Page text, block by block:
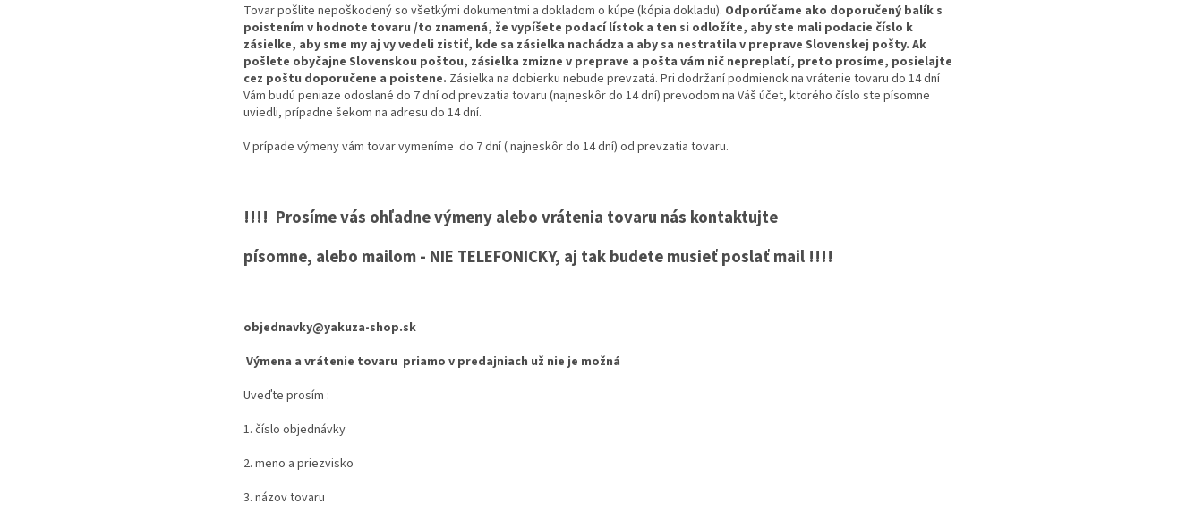
Tovar pošlite nepoškodený so všetkými dokumentmi a dokladom o kúpe (kópia dokladu). Odporúčame ako doporučený balík s
poistením v hodnote tovaru /to znamená, že vypíšete podací lístok a ten si odložíte, aby ste mali podacie číslo k
zásielke, aby sme my aj vy vedeli zistiť, kde sa zásielka nachádza a aby sa nestratila v preprave Slovenskej pošty. Ak
pošlete obyčajne Slovenskou poštou, zásielka zmizne v preprave a pošta vám nič nepreplatí, preto prosíme, posielajte
cez poštu doporučene a poistene. Zásielka na dobierku nebude prevzatá. Pri dodržaní podmienok na vrátenie tovaru do 14 dní
Vám budú peniaze odoslané do 7 dní od prevzatia tovaru (najneskôr do 14 dní) prevodom na Váš účet, ktorého číslo ste písomne
uviedli, prípadne šekom na adresu do 14 dní.
V prípade výmeny vám tovar vymeníme do 7 dní ( najneskôr do 14 dní) od prevzatia tovaru.
!!!! Prosíme vás ohľadne výmeny alebo vrátenia tovaru nás kontaktujte
písomne, alebo mailom - NIE TELEFONICKY, aj tak budete musieť poslať mail !!!!
objednavky@yakuza-shop.sk
Výmena a vrátenie tovaru priamo v predajniach už nie je možná
Uveďte prosím :
1. číslo objednávky
2. meno a priezvisko
3. názov tovaru